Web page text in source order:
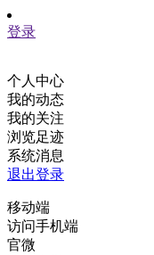
登录
个人中心
我的动态
我的关注
浏览足迹
系统消息
退出登录
移动端
访问手机端
官微